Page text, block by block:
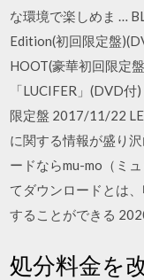
な環境で楽しめま …
Edition(初回限定盤
HOOT(豪華初回限定
「LUCIFER」(DVD
限定盤 2017/11/22
に関する情報が盛り
ードならmu-mo（ミ
てダウンロードとは
することができる
処分料金を